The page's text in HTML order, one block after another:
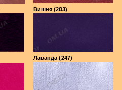
Вишня (203)
Лаванда (247)